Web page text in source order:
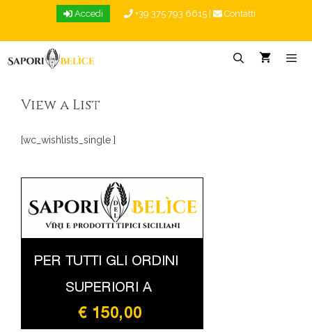
Accedi +39 375 793 6615 Contatti
View a List
[wc_wishlists_single ]